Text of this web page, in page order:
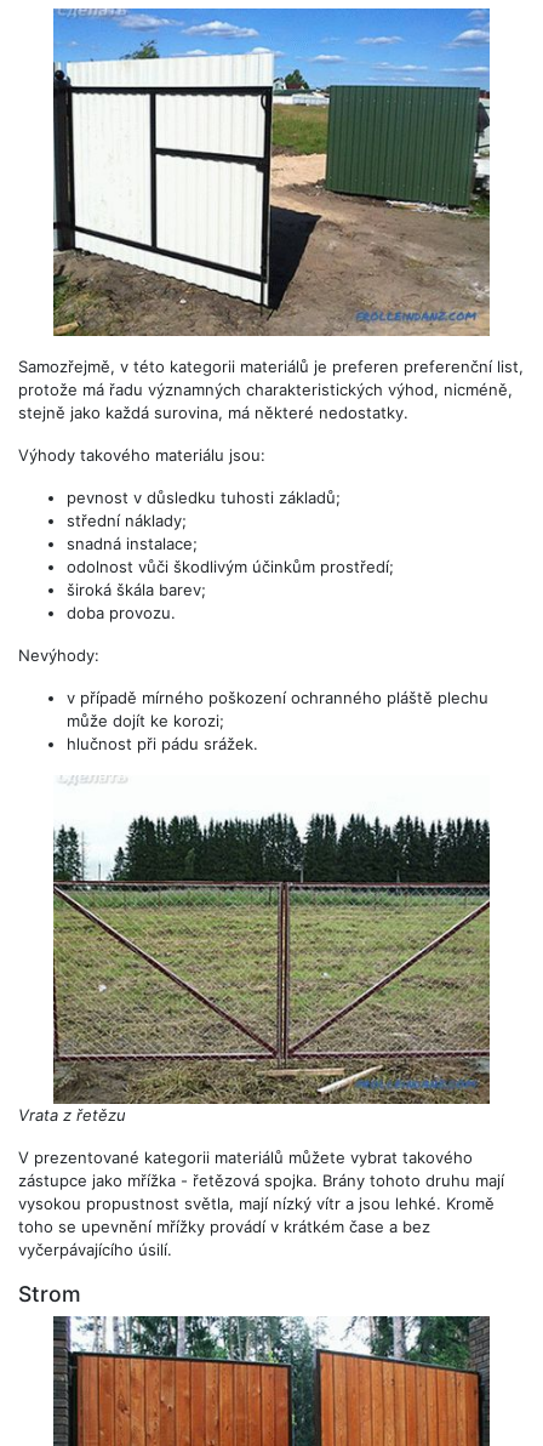
Samozřejmě, v této kategorii materiálů je preferen preferenční list,
protože má řadu významných charakteristických výhod, nicméně,
stejně jako každá surovina, má některé nedostatky.
Výhody takového materiálu jsou:
pevnost v důsledku tuhosti základů;
střední náklady;
snadná instalace;
odolnost vůči škodlivým účinkům prostředí;
široká škála barev;
doba provozu.
Nevýhody:
v případě mírného poškození ochranného pláště plechu
může dojít ke korozi;
hlučnost při pádu srážek.
Vrata z řetězu
V prezentované kategorii materiálů můžete vybrat takového
zástupce jako mřížka - řetězová spojka. Brány tohoto druhu mají
vysokou propustnost světla, mají nízký vítr a jsou lehké. Kromě
toho se upevnění mřížky provádí v krátkém čase a bez
vyčerpávajícího úsilí.
Strom